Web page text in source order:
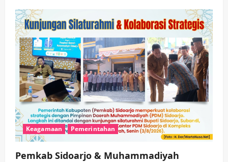
Keagamaan Pemerintahan
Pemkab Sidoarjo & Muhammadiyah